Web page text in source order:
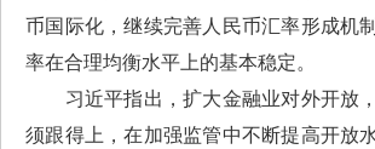
币国际化，继续完善人民币汇率形成机
率在合理均衡水平上的基本稳定。
习近平指出，扩大金融业对外开放
须跟得上，在加强监管中不断提高开放